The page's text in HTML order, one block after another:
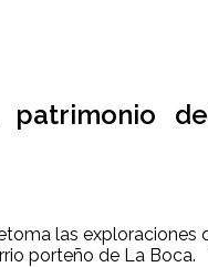
las exploraciones
porteño de La Boca.